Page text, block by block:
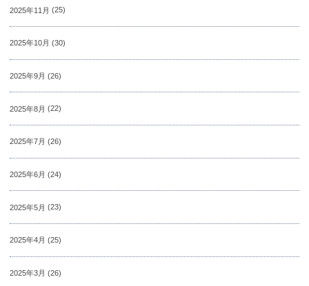
2025年11月 (25)
2025年10月 (30)
2025年9月 (26)
2025年8月 (22)
2025年7月 (26)
2025年6月 (24)
2025年5月 (23)
2025年4月 (25)
2025年3月 (26)